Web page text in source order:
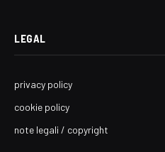
LEGAL
privacy policy
cookie policy
note legali / copyright